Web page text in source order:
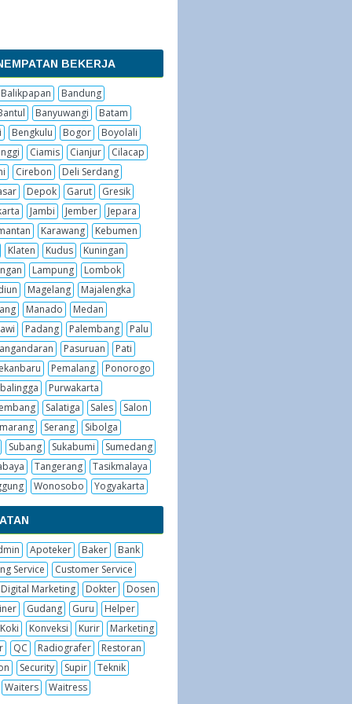
BEKERJA
Balikpapan
Bandung
Banyuwangi
Batam
Bengkulu Bogor
Boyolali
Ciamis Cianjur
Cilacap
Cirebon
Deli Serdang
Depok Garut
Gresik
Jambi Jember
Jepara
Karawang
Kebumen
Klaten
Kudus
Kuningan
Lampung
Lombok
Magelang
Majalengka
Manado
Medan
Padang Palembang
Palu
Pasuruan
Pati
Pemalang
Ponorogo
Purwakarta
Salatiga Sales
Salon
Serang
Sibolga
Subang
Sukabumi
Sumedang
Tangerang
Tasikmalaya
Wonosobo Yogyakarta
Apoteker Baker
Bank
Service
Customer Service
Digital Marketing
Dokter
Dosen
Gudang Guru
Helper
Koki
Konveksi Kurir
Marketing
QC Radiografer
Restoran
Security Supir
Teknik
Waiters
Waitress